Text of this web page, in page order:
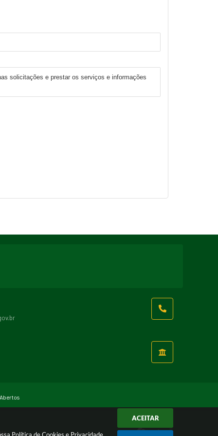
ACEITAR
solicitações e prestar os serviços e informações